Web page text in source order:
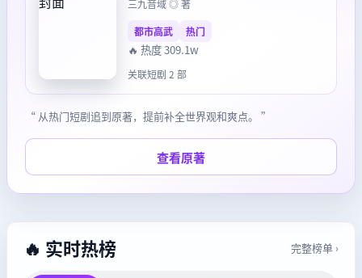
三九音域 ◎ 著
都市高武
热门
🔥 热度 309.1w
关联短剧 2 部
“ 从热门短剧追到原著，提前补全世界观和爽点。 ”
查看原著
🔥 实时热榜 完整榜单 ›